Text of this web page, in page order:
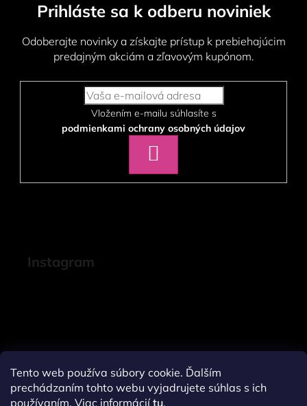
Tento web používa súbory cookie. Ďalším
prechádzaním tohto webu vyjadrujete súhlas s ich
používaním. Viac informáciítu.
Prihláste sa k odberu noviniek
Odoberajte novinky a získajte prístup k prebiehajúcim
predajným akciám a zľavovým kupónom.
podmienkami ochrany osobných údajov
SA
Instagram